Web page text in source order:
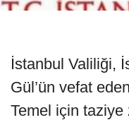
İstanbul Valiliği,
Gül’ün vefat
Temel için